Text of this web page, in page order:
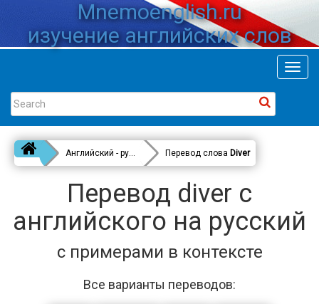
Mnemoenglish.ru
изучение английских слов
Английский - русский Перевод слова Diver
Перевод diver с
английского на русский
с примерами в контексте
Все варианты переводов: